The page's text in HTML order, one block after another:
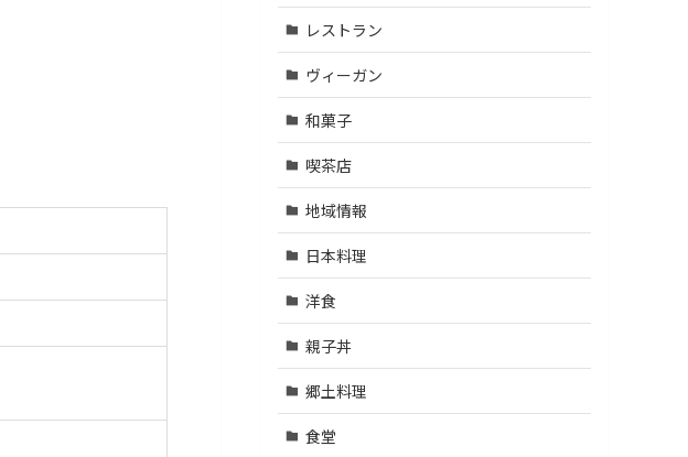
レストラン
ヴィーガン
和菓子
喫茶店
地域情報
日本料理
洋食
親子丼
郷土料理
食堂